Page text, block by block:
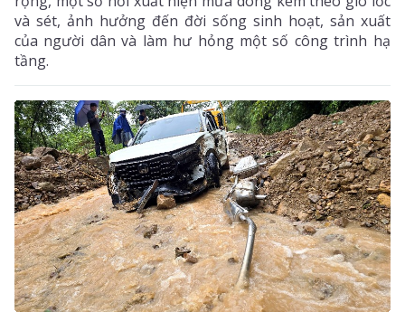
và sét, ảnh hưởng đến đời sống sinh hoạt, sản xuất
của người dân và làm hư hỏng một số công trình hạ
tầng.